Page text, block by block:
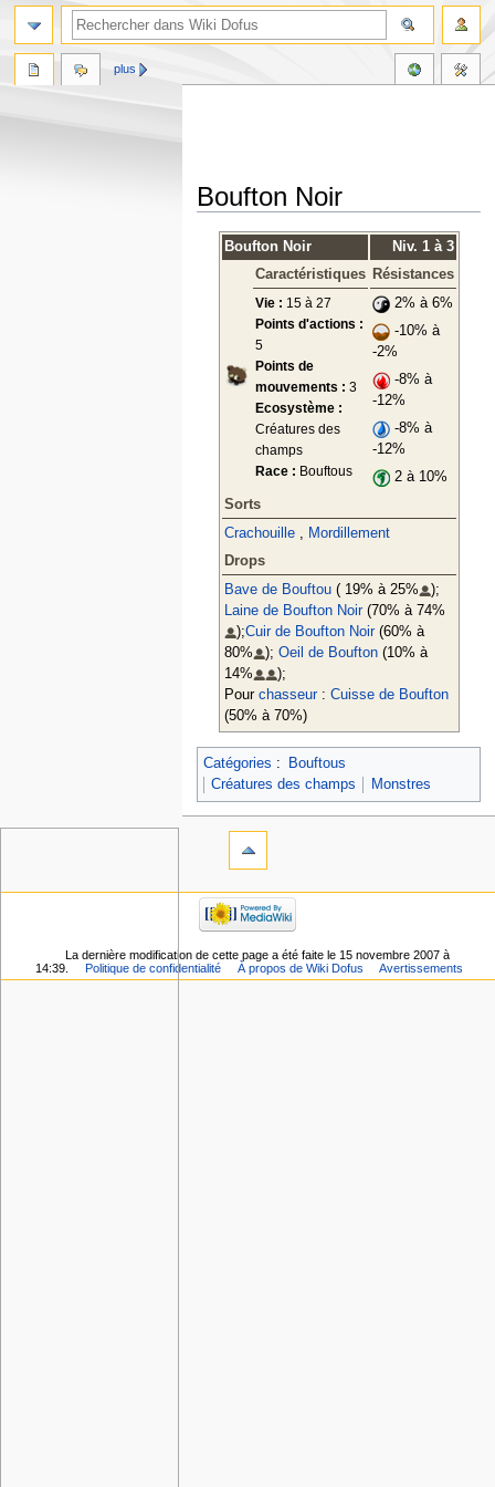
Boufton Noir
navigation
recherche
Boufton Noir
Niv. 1 à 3
Caractéristiques
Résistances
Vie : 15 à 27
Points d'actions :
5
Points de
mouvements : 3
Ecosystème :
Créatures des
champs
Race : Bouftous
2% à 6%
-10% à
-2%
-8% à
-12%
-8% à
-12%
2 à 10%
Sorts
Crachouille, Mordillement
Drops
Bave de Bouftou( 19% à 25%
);
Laine de Boufton Noir(70% à 74%
);Cuir de Boufton Noir(60% à
80%
); Oeil de Boufton(10% à
14%
);
Pour chasseur: Cuisse de Boufton
(50% à 70%)
Catégories :
Bouftous
Créatures des champs
Monstres
plus
La dernière modification de cette page a été faite le 15 novembre 2007 à
14:39.
Politique de confidentialité À propos de Wiki Dofus Avertissements